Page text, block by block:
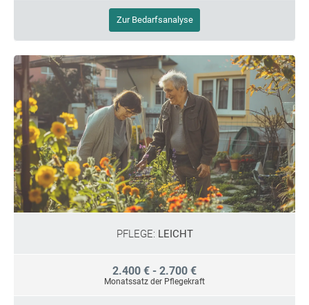
Zur Bedarfsanalyse
PFLEGE: LEICHT
2.400 € - 2.700 €
Monatssatz der Pflegekraft